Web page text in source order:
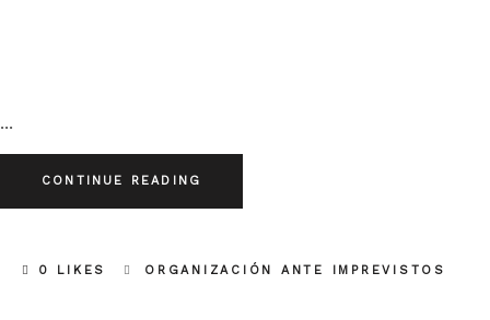
CONTINUE READING
0 LIKES ORGANIZACIÓN ANTE IMPREVISTOS